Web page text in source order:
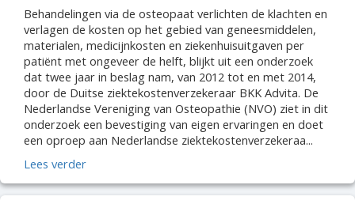
Behandelingen via de osteopaat verlichten de klachten en
verlagen de kosten op het gebied van geneesmiddelen,
materialen, medicijnkosten en ziekenhuisuitgaven per
patiënt met ongeveer de helft, blijkt uit een onderzoek
dat twee jaar in beslag nam, van 2012 tot en met 2014,
door de Duitse ziektekostenverzekeraar BKK Advita. De
Nederlandse Vereniging van Osteopathie (NVO) ziet in dit
onderzoek een bevestiging van eigen ervaringen en doet
een oproep aan Nederlandse ziektekostenverzekeraa...
Lees verder